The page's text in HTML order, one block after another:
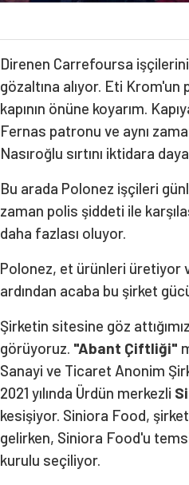
Direnen Carrefoursa
gözaltına alıyor. Eti Krom'un
kapının önüne koyarım.
Fernas patronu ve aynı
Nasıroğlu sırtını iktidara
Bu arada Polonez işçileri
zaman polis şiddeti ile
daha fazlası oluyor.
Polonez, et ürünleri üretiyor
ardından acaba bu şirket
Şirketin sitesine göz
görüyoruz. "Abant Çiftliği"
Sanayi ve Ticaret Anonim
2021 yılında Ürdün merkezli
kesişiyor. Siniora Food,
gelirken, Siniora Food'u
kurulu seçiliyor.